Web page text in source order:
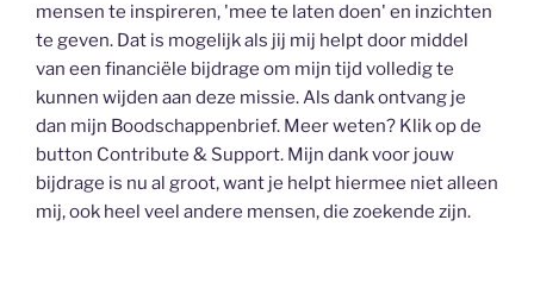
mensen te inspireren, 'mee te laten doen' en inzichten
te geven. Dat is mogelijk als jij mij helpt door middel
van een financiële bijdrage om mijn tijd volledig te
kunnen wijden aan deze missie. Als dank ontvang je
dan mijn Boodschappenbrief. Meer weten? Klik op de
button Contribute & Support. Mijn dank voor jouw
bijdrage is nu al groot, want je helpt hiermee niet alleen
mij, ook heel veel andere mensen, die zoekende zijn.